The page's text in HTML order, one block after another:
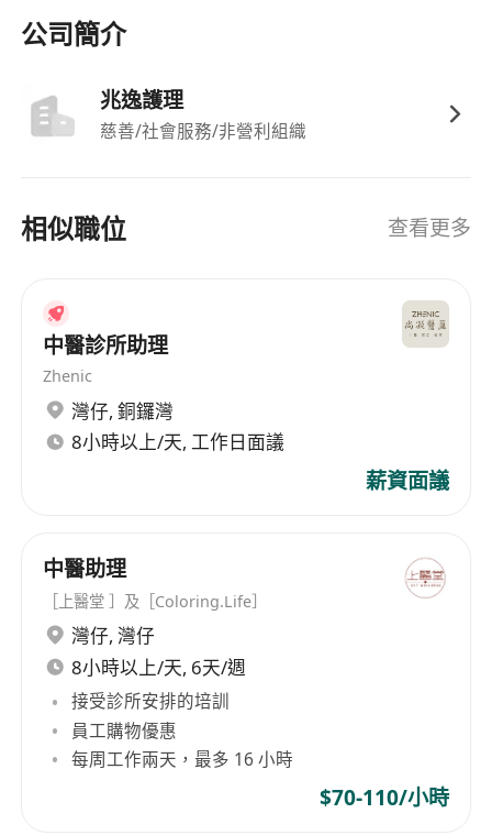
公司簡介
兆逸護理
慈善/社會服務/非營利組織
相似職位 查看更多
中醫診所助理
Zhenic
灣仔, 銅鑼灣
8小時以上/天, 工作日面議
薪資面議
中醫助理
［上醫堂 ］及［Coloring.Life］
灣仔, 灣仔
8小時以上/天, 6天/週
接受診所安排的培訓
員工購物優惠
每周工作兩天，最多 16 小時
$70-110/小時